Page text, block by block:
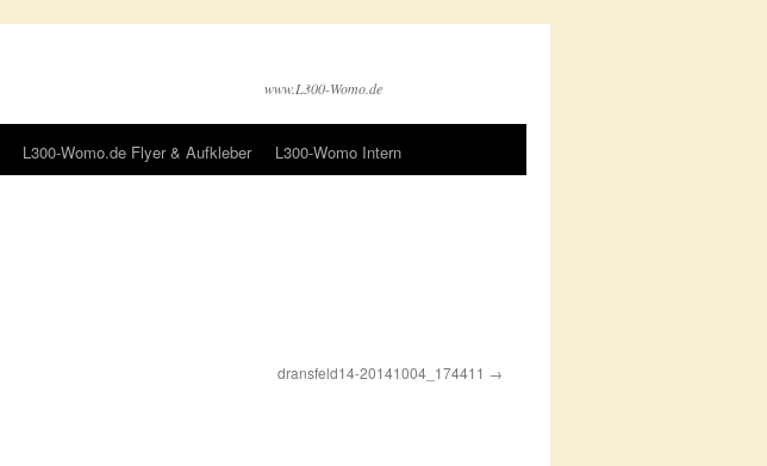
www.L300-Womo.de
L300-Womo.de Flyer & Aufkleber L300-Womo Intern
dransfeld14-20141004_174411